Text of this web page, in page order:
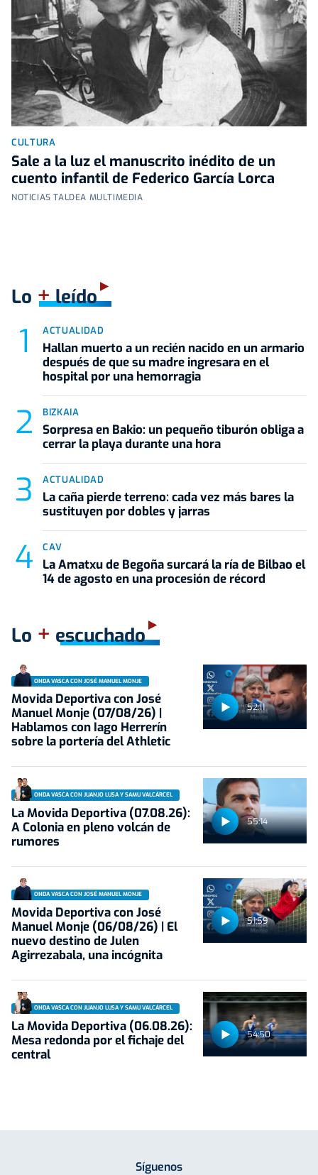
CULTURA
Sale a la luz el manuscrito inédito de un
cuento infantil de Federico García Lorca
NOTICIAS TALDEA MULTIMEDIA
Lo +leído
ACTUALIDAD
Hallan muerto a un recién nacido en un armario
después de que su madre ingresara en el
hospital por una hemorragia
BIZKAIA
Sorpresa en Bakio: un pequeño tiburón obliga a
cerrar la playa durante una hora
ACTUALIDAD
La caña pierde terreno: cada vez más bares la
sustituyen por dobles y jarras
CAV
La Amatxu de Begoña surcará la ría de Bilbao el
14 de agosto en una procesión de récord
Lo + escuchado
52:11
ONDA VASCA CON JOSÉ MANUEL MONJE
Movida Deportiva con José
Manuel Monje (07/08/26) |
Hablamos con Iago Herrerín
sobre la portería del Athletic
55:14
ONDA VASCA CON JUANJO LUSA Y SAMU VALCÁRCEL
La Movida Deportiva (07.08.26):
A Colonia en pleno volcán de
rumores
51:59
ONDA VASCA CON JOSÉ MANUEL MONJE
Movida Deportiva con José
Manuel Monje (06/08/26) | El
nuevo destino de Julen
Agirrezabala, una incógnita
54:50
ONDA VASCA CON JUANJO LUSA Y SAMU VALCÁRCEL
La Movida Deportiva (06.08.26):
Mesa redonda por el fichaje del
central
Síguenos